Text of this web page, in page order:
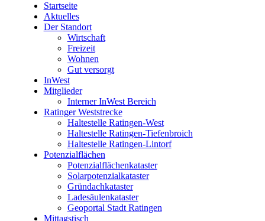
Startseite
Aktuelles
Der Standort
Wirtschaft
Freizeit
Wohnen
Gut versorgt
InWest
Mitglieder
Interner InWest Bereich
Ratinger Weststrecke
Haltestelle Ratingen-West
Haltestelle Ratingen-Tiefenbroich
Haltestelle Ratingen-Lintorf
Potenzialflächen
Potenzialflächenkataster
Solarpotenzialkataster
Gründachkataster
Ladesäulenkataster
Geoportal Stadt Ratingen
Mittagstisch